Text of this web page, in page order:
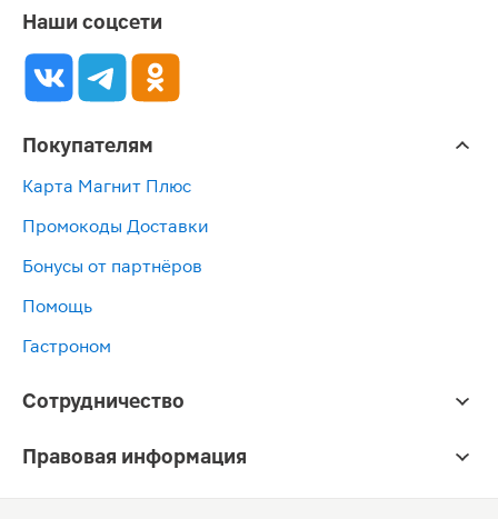
Наши соцсети
Покупателям
Карта Магнит Плюс
Промокоды Доставки
Бонусы от партнёров
Помощь
Гастроном
Сотрудничество
Правовая информация